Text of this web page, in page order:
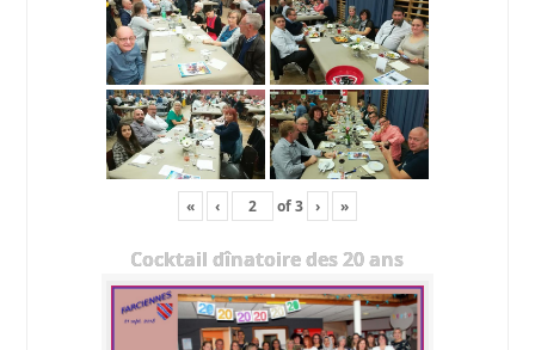
« ‹ of3 › »
Cocktail dînatoire des 20 ans